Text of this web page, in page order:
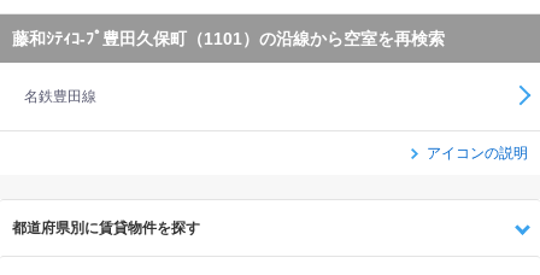
藤和ｼﾃｨｺ-ﾌﾟ豊田久保町（1101）の沿線から空室を再検索
名鉄豊田線
アイコンの説明
都道府県別に賃貸物件を探す